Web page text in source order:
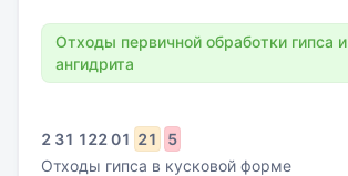
Отходы первичной обработки гипса и
ангидрита
2 31 122 01 21
5
Отходы гипса в кусковой форме